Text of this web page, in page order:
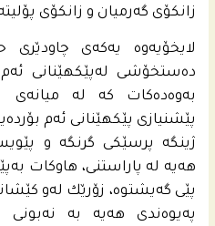
زانكۆی گه‌رمیان و زانكۆی
لایخۆیه‌وه‌ یه‌كه‌ى چاودێری
ده‌ستخۆشی له‌پێكهێنانى ئه‌م
به‌وه‌ده‌كات كه‌ له‌ میانه‌ى
پێشنیازی پێكهێنانى ئه‌م
ژینگه‌ پرسێكى گرنگه‌ و
هه‌یه‌ له‌ پاراستنى، هاوكات
پێی گه‌یشتوه‌، زۆرێك له‌و
په‌یوه‌ندی هه‌یه‌ به‌ نه‌بونى